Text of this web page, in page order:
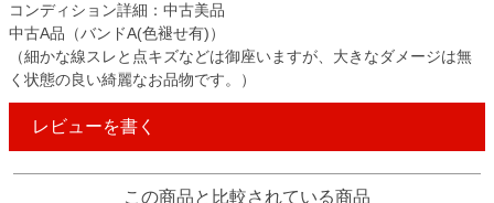
コンディション詳細：中古美品
中古A品（バンドA(色褪せ有)）
（細かな線スレと点キズなどは御座いますが、大きなダメージは無
く状態の良い綺麗なお品物です。）
レビューを書く
この商品と比較されている商品